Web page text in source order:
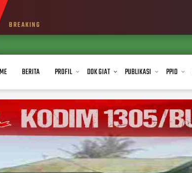
BREAKING
BERITA PROFIL DOK GIAT PUBLIKASI PPID